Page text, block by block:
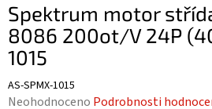
Spektrum motor
8086 200ot/V 24P
1015
AS-SPMX-1015
Průměrné
Neohodnoceno Podrobnosti